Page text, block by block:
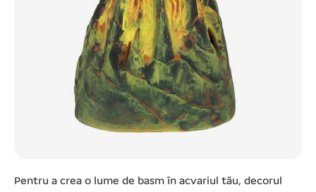
Pentru a crea o lume de basm în acvariul tău, decorul